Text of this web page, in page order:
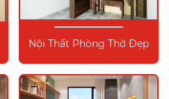
Nội Thất Phòng Thờ Đẹp